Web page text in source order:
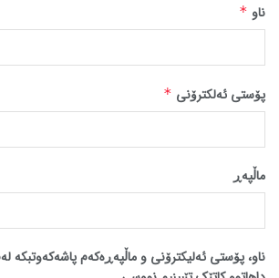
ناو *
پۆستی ئەلکترۆنی *
ماڵپه‌ڕ
ناو، پۆستی ئەلیکترۆنی و ماڵپەڕەکەم پاشەکەوتبکە